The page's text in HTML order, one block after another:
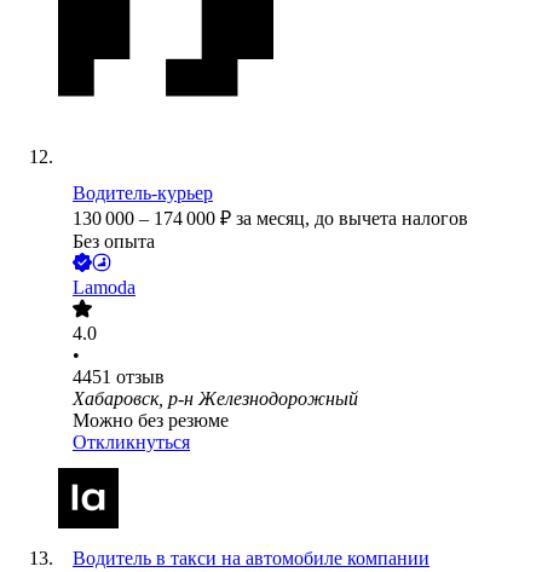
Водитель-курьер
130 000 – 174 000 ₽ за месяц, до вычета налогов
Без опыта
Lamoda
4.0
•
4451 отзыв
Хабаровск, р-н Железнодорожный
Можно без резюме
Откликнуться
Водитель в такси на автомобиле компании